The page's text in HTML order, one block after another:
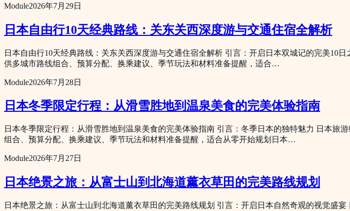
Module2026年7月29日
日本自由行10天经典路线：关东关西深度游与交通住宿全解析
日本自由行10天经典路线：关东关西深度游与交通住宿全解析 引言：开启日本双城记的完美10
供多城市路线组合、预算分配、换乘建议、季节玩法和材料准备提醒，适合…
Module2026年7月28日
日本冬季限定行程：从滑雪胜地到温泉美食的完美体验指南
日本冬季限定行程：从滑雪胜地到温泉美食的完美体验指南 引言：冬季日本的独特魅力 日本
组合、预算分配、换乘建议、季节玩法和材料准备提醒，适合从零开始规划日本…
Module2026年7月27日
日本绝景之旅：从富士山到北海道薰衣草田的完美路线规划
日本绝景之旅：从富士山到北海道薰衣草田的完美路线规划 引言：开启日本自然奇观的视觉盛